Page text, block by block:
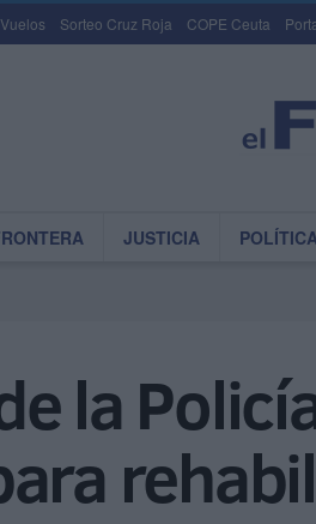
Vuelos Sorteo Cruz Roja COPE Ceuta
JUSTICIA
la